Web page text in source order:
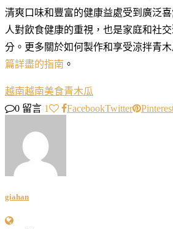
清爽口味和豐富的健康益處受到廣泛
人對飲食健康的重視，也是家庭和社
分。更多關於如何製作和享受涼拌青
篇詳盡的指南 。
越南越南美食青木瓜
0 留言 1 FacebookTwitter
giahan